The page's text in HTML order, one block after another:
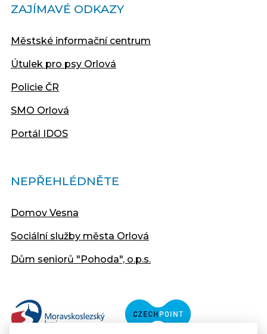
ZAJÍMAVÉ ODKAZY
Městské informační centrum
Útulek pro psy Orlová
Policie ČR
SMO Orlová
Portál IDOS
NEPŘEHLÉDNĚTE
Domov Vesna
Sociální služby města Orlová
Dům seniorů "Pohoda", o.p.s.